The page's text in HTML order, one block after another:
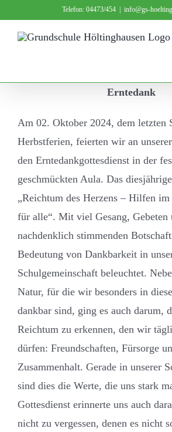
Telefon: 04473/454 info@gs-
Erntedank
Am 02. Oktober 2024, dem letzten
Herbstferien, feierten wir an
den Erntedankgottesdienst in der
geschmückten Aula. Das
„Reichtum des Herzens – Hilfen
für alle“. Mit viel Gesang, Gebeten
nachdenklich stimmenden
Bedeutung von Dankbarkeit in
Schulgemeinschaft beleuchtet.
Natur, für die wir besonders in
dankbar sind, ging es auch darum,
Reichtum zu erkennen, den wir
dürfen: Freundschaften, Fürsorge
Zusammenhalt. Gerade in unserer
sind dies die Werte, die uns stark
Gottesdienst erinnerte uns auch
nicht zu vergessen, denen es nicht